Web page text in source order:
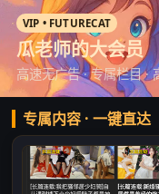
VIP • FUTURECAT
瓜老师的大会员
高速无广告 · 专属栏目 ·
专属内容 · 一键直达